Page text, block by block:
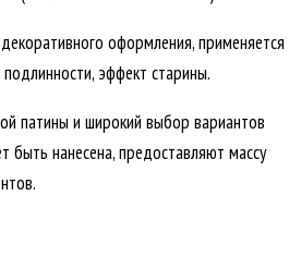
оформления, применяется
эффект старины.
патины и широкий выбор вариантов
быть нанесена, предоставляют массу